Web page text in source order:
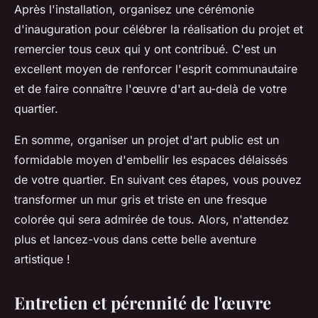
Après l'installation, organisez une cérémonie
d'inauguration pour célébrer la réalisation du projet et
remercier tous ceux qui y ont contribué. C'est un
excellent moyen de renforcer l'esprit communautaire
et de faire connaître l'œuvre d'art au-delà de votre
quartier.
En somme, organiser un projet d'art public est un
formidable moyen d'embellir les espaces délaissés
de votre quartier. En suivant ces étapes, vous pouvez
transformer un mur gris et triste en une fresque
colorée qui sera admirée de tous. Alors, n'attendez
plus et lancez-vous dans cette belle aventure
artistique !
Entretien et pérennité de l'œuvre